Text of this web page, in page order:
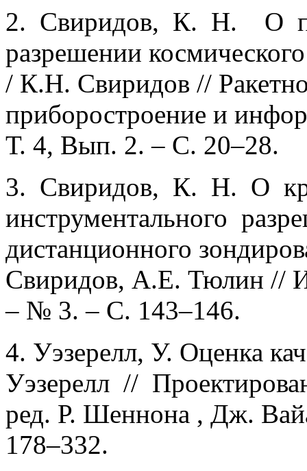
2. Cвиридов, К. Н. О
разрешении
/ К.Н. Свиридов //
приборостроение и
Т. 4, Вып. 2. – С. 20–28.
3. Свиридов, К. Н. О
инструментального
дистанционного
Свиридов, А.Е. Тюлин //
– № 3. – С. 143–146.
4. Уэзерелл, У. Оценка
Уэзерелл //
ред. Р. Шеннона , Дж.
178–332.